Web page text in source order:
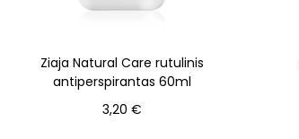
Ziaja Natural Care rutulinis
antiperspirantas 60ml
3,20 €